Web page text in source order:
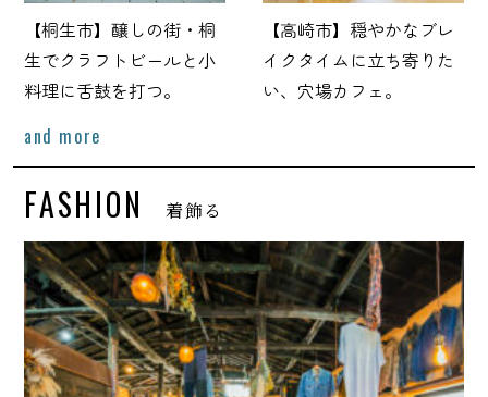
【桐生市】醸しの街・桐
生でクラフトビールと小
料理に舌鼓を打つ。
【高崎市】穏やかなブレ
イクタイムに立ち寄りた
い、穴場カフェ。
and more
FASHION 着飾る